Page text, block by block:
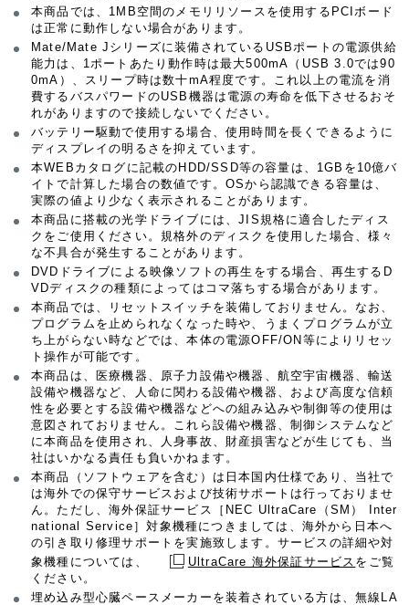
本商品では、1MB空間のメモリリソースを使用するPCIボード
は正常に動作しない場合があります。
Mate/Mate Jシリーズに装備されているUSBポートの電源供給
能力は、1ポートあたり動作時は最大500mA（USB 3.0では90
0mA）、スリープ時は数十mA程度です。これ以上の電流を消
費するバスパワードのUSB機器は電源の寿命を低下させるおそ
れがありますので接続しないでください。
バッテリー駆動で使用する場合、使用時間を長くできるように
ディスプレイの明るさを抑えています。
本WEBカタログに記載のHDD/SSD等の容量は、1GBを10億バ
イトで計算した場合の数値です。OSから認識できる容量は、
実際の値より少なく表示されることがあります。
本商品に搭載の光学ドライブには、JIS規格に適合したディス
クをご使用ください。規格外のディスクを使用した場合、様々
な不具合が発生することがあります。
DVDドライブによる映像ソフトの再生をする場合、再生するD
VDディスクの種類によってはコマ落ちする場合があります。
本商品では、リセットスイッチを装備しておりません。なお、
プログラムを止められなくなった時や、うまくプログラムが立
ち上がらない時などでは、本体の電源OFF/ON等によりリセッ
ト操作が可能です。
本商品は、医療機器、原子力設備や機器、航空宇宙機器、輸送
設備や機器など、人命に関わる設備や機器、および高度な信頼
性を必要とする設備や機器などへの組み込みや制御等の使用は
意図されておりません。これら設備や機器、制御システムなど
に本商品を使用され、人身事故、財産損害などが生じても、当
社はいかなる責任も負いかねます。
本商品（ソフトウェアを含む）は日本国内仕様であり、当社で
は海外での保守サービスおよび技術サポートは行っておりませ
ん。ただし、海外保証サービス［NEC UltraCare（SM） Inter
national Service］対象機種につきましては、海外から日本へ
の引き取り修理サポートを実施致します。サービスの詳細や対
象機種については、
UltraCare 海外保証サービス をご覧
ください。
埋め込み型心臓ペースメーカーを装着されている方は、無線LA